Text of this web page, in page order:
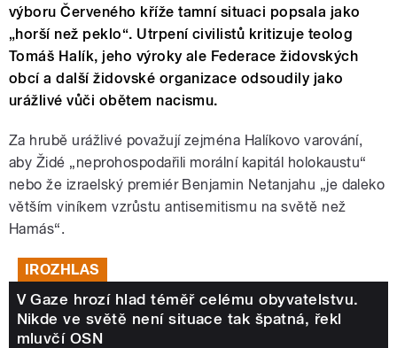
výboru Červeného kříže tamní situaci popsala jako
„horší než peklo“. Utrpení civilistů kritizuje teolog
Tomáš Halík, jeho výroky ale Federace židovských
obcí a další židovské organizace odsoudily jako
urážlivé vůči obětem nacismu.
Za hrubě urážlivé považují zejména Halíkovo varování,
aby Židé „neprohospodařili morální kapitál holokaustu“
nebo že izraelský premiér Benjamin Netanjahu „je daleko
větším viníkem vzrůstu antisemitismu na světě než
Hamás“.
IROZHLAS
V Gaze hrozí hlad téměř celému obyvatelstvu.
Nikde ve světě není situace tak špatná, řekl
mluvčí OSN